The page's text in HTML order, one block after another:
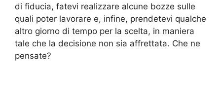
di fiducia, fatevi realizzare alcune bozze sulle
quali poter lavorare e, infine, prendetevi qualche
altro giorno di tempo per la scelta, in maniera
tale che la decisione non sia affrettata. Che ne
pensate?